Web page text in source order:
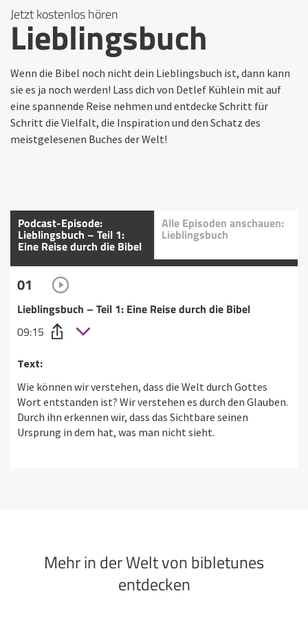
Jetzt kostenlos hören
Lieblingsbuch
Wenn die Bibel noch nicht dein Lieblingsbuch ist, dann kann
sie es ja noch werden! Lass dich von Detlef Kühlein mit auf
eine spannende Reise nehmen und entdecke Schritt für
Schritt die Vielfalt, die Inspiration und den Schatz des
meistgelesenen Buches der Welt!
Podcast-Episode:
Lieblingsbuch – Teil 1:
Eine Reise durch die Bibel
Alle Episoden anschauen:
Lieblingsbuch
01
Lieblingsbuch – Teil 1: Eine Reise durch die Bibel
09:15
Text:
Wie können wir verstehen, dass die Welt durch Gottes
Wort entstanden ist? Wir verstehen es durch den Glauben.
Durch ihn erkennen wir, dass das Sichtbare seinen
Ursprung in dem hat, was man nicht sieht.
Mehr in der Welt von bibletunes
entdecken